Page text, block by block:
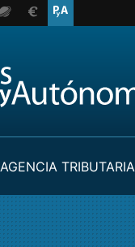
AGENCIA TRIBUTARIA